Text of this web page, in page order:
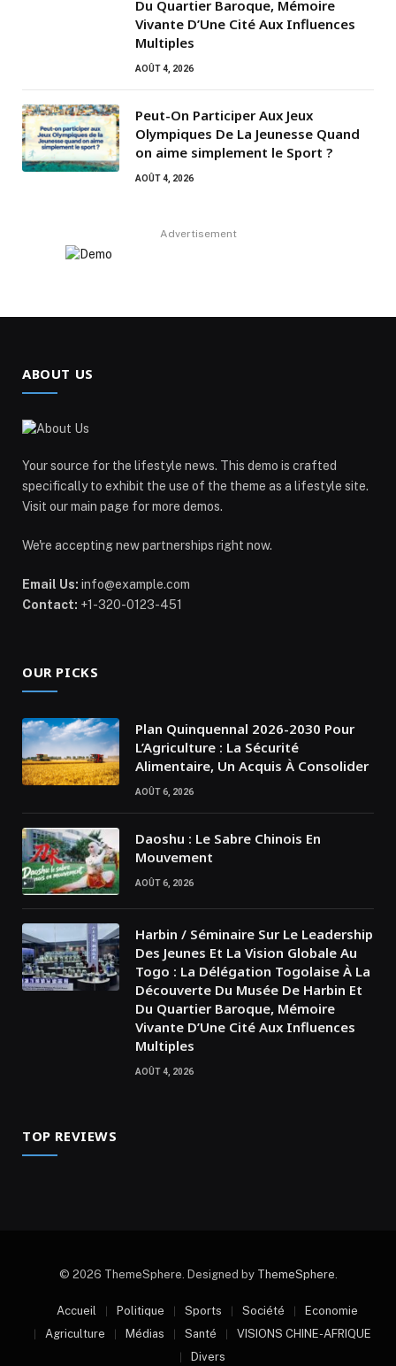
Du Quartier Baroque, Mémoire
Vivante D’Une Cité Aux Influences
Multiples
AOÛT 4, 2026
Peut-On Participer Aux Jeux
Olympiques De La Jeunesse Quand
on aime simplement le Sport ?
AOÛT 4, 2026
Advertisement
ABOUT US
Your source for the lifestyle news. This demo is crafted
specifically to exhibit the use of the theme as a lifestyle site.
Visit our main page for more demos.
We're accepting new partnerships right now.
Email Us: info@example.com
Contact: +1-320-0123-451
OUR PICKS
Plan Quinquennal 2026-2030 Pour
L’Agriculture : La Sécurité
Alimentaire, Un Acquis À Consolider
AOÛT 6, 2026
Daoshu : Le Sabre Chinois En
Mouvement
AOÛT 6, 2026
Harbin / Séminaire Sur Le Leadership
Des Jeunes Et La Vision Globale Au
Togo : La Délégation Togolaise À La
Découverte Du Musée De Harbin Et
Du Quartier Baroque, Mémoire
Vivante D’Une Cité Aux Influences
Multiples
AOÛT 4, 2026
TOP REVIEWS
© 2026 ThemeSphere. Designed by ThemeSphere.
Accueil Politique Sports Société
Economie
Agriculture
Médias Santé
VISIONS CHINE-AFRIQUE
Divers